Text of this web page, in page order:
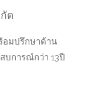
ด
อมปรึกษาด้าน
บการณ์กว่า 13ปี